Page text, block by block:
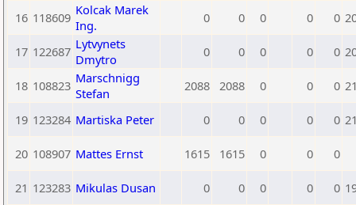
16 118609 Kolcak Marek
Ing.
0 0 0 0 0
17 122687 Lytvynets
Dmytro
0 0 0 0 0
18 108823 Marschnigg
Stefan
2088 2088 0 0 0
19 123284 Martiska Peter 0 0 0 0 0
20 108907 Mattes Ernst 1615 1615 0 0 0
21 123283 Mikulas Dusan 0 0 0 0 0